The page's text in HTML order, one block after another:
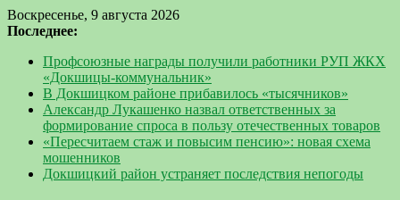
Воскресенье, 9 августа 2026
Последнее:
Профсоюзные награды получили работники РУП ЖКХ
«Докшицы-коммунальник»
В Докшицком районе прибавилось «тысячников»
Александр Лукашенко назвал ответственных за
формирование спроса в пользу отечественных товаров
«Пересчитаем стаж и повысим пенсию»: новая схема
мошенников
Докшицкий район устраняет последствия непогоды